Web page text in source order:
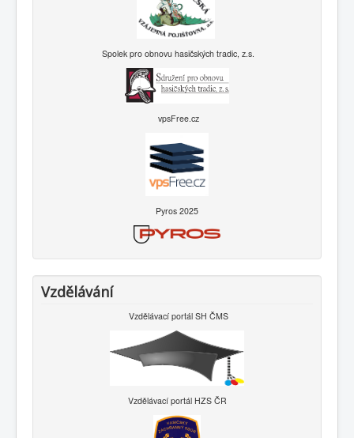
Spolek pro obnovu hasičských tradic, z.s.
vpsFree.cz
Pyros 2025
Vzdělávání
Vzdělávací portál SH ČMS
Vzdělávací portál HZS ČR